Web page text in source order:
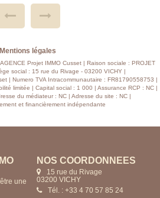
PARENTALE AVEC CHAMBRE
BAIN AVEC DOUCHE ET WC.
EST NEUVE AINSI QUE
COMMERCES ET BUS. RUE
GRANDE FAMILLE. A VISITER
Mentions légales
Projet IMMO Cusset | Raison sociale : PROJET
social : 15 rue du Rivage - 03200 VICHY |
| Numero TVA Intracommunautaire : FR81790558753 |
limitée | Capital social : 1 000 | Assurance RCP : NC |
du médiateur : NC | Adresse du site : NC |
et financièrement indépendante
une
NOS COORDONNÉES
15 rue du Rivage
03200 VICHY
Tél. : +33 4 70 57 85 24